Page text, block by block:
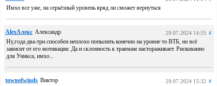
Имхо все уже, на серьёзный уровень вряд ли сможет вернуться
AlexАлекс Александр 29.07.2024 14:55 #
Ну,года два-три способен неплохо попылить конечно на уровне то ВТБ, но всё
зависит от его мотивации. Да и склонность к травмам настораживает. Рискованно
для Уникса, имхо...
townofwinds Виктор 29.07.2024 15:32 #